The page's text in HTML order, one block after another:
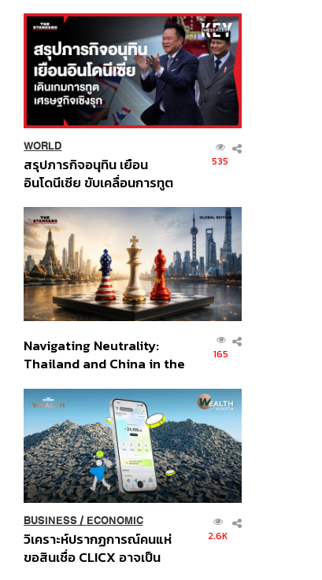
WORLD
สรุปภารกิจอนุทิน เยือน
อินโดนีเซีย ขับเคลื่อนการทูต
ส่วนยุทธศาสตร์ไทย –
อินโดนีเซีย
535
Navigating Neutrality:
Thailand and China in the
Order
165
BUSINESS/ ECONOMIC
วิเคราะห์ปรากฏการณ์คนแห่
ขอสินเชื่อ CLICX อาจเป็น
2.6K